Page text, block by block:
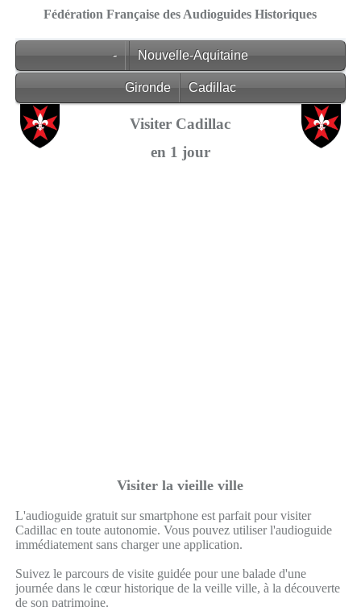
Fédération Française des Audioguides Historiques
- Nouvelle-Aquitaine
Gironde Cadillac
Visiter Cadillac
en 1 jour
Visiter la vieille ville
L'audioguide gratuit sur smartphone est parfait pour visiter
Cadillac en toute autonomie. Vous pouvez utiliser l'audioguide
immédiatement sans charger une application.
Suivez le parcours de visite guidée pour une balade d'une
journée dans le cœur historique de la veille ville, à la découverte
de son patrimoine.